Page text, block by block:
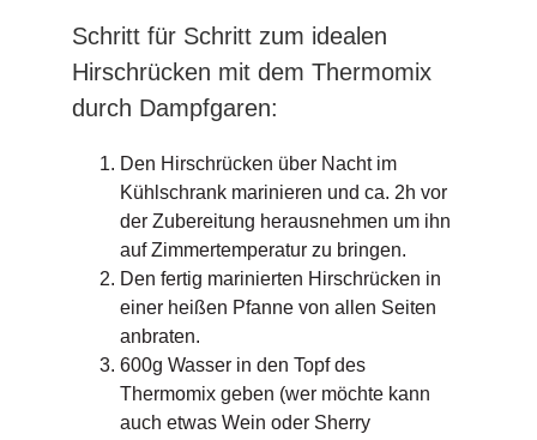
Schritt für Schritt zum idealen
Hirschrücken mit dem Thermomix
durch Dampfgaren:
Den Hirschrücken über Nacht im
Kühlschrank marinieren und ca. 2h vor
der Zubereitung herausnehmen um ihn
auf Zimmertemperatur zu bringen.
Den fertig marinierten Hirschrücken in
einer heißen Pfanne von allen Seiten
anbraten.
600g Wasser in den Topf des
Thermomix geben (wer möchte kann
auch etwas Wein oder Sherry